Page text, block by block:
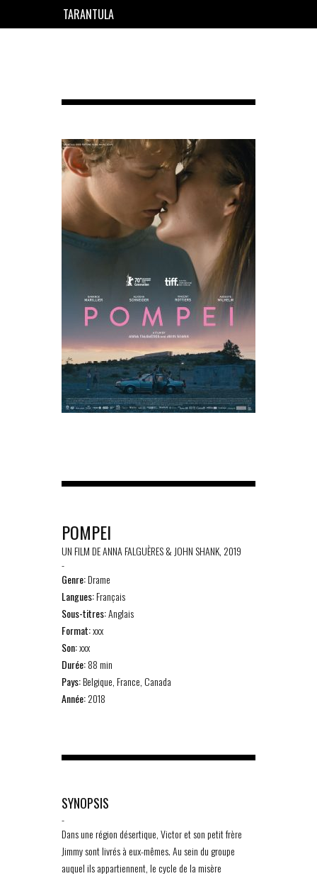
TARANTULA
POMPEI
UN FILM DE ANNA FALGUÈRES & JOHN SHANK, 2019
-
Genre:Drame
Langues:Français
Sous-titres:Anglais
Format:xxx
Son:xxx
Durée:88 min
Pays:Belgique, France, Canada
Année:2018
SYNOPSIS
-
Dans une région désertique, Victor et son petit frère
Jimmy sont livrés à eux-mêmes. Au sein du groupe
auquel ils appartiennent, le cycle de la misère